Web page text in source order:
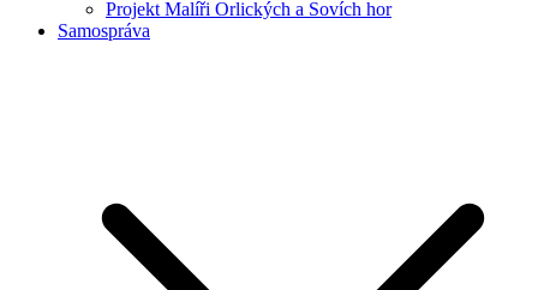
Projekt Malíři Orlických a Sovích hor
Samospráva